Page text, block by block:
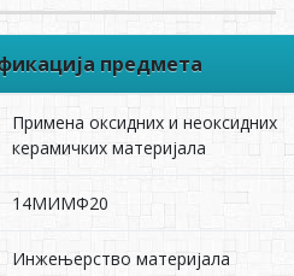
предмета
Примена оксидних и неоксидних
керамичких материјала
14МИМФ20
Инжењерство материјала